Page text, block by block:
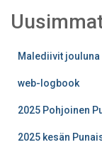
Malediivit jouluna
web-logbook
2025 Pohjoinen
2025 kesän